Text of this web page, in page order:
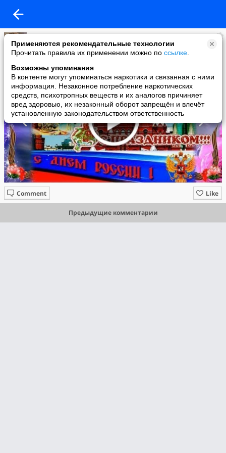
Применяются рекомендательные технологии
Прочитать правила их применении можно по ссылке
Возможны упоминания
В контенте могут упоминаться наркотики и связанная с ними
информация. Незаконное потребление наркотических
средств, психотропных веществ и их аналогов причиняет
вред здоровью, их незаконный оборот запрещён и влечёт
установленную законодательством ответственность
Татьяна Кашина
added a photo
12 Jun в 22:41
Like
Comment
Предыдущие комментарии